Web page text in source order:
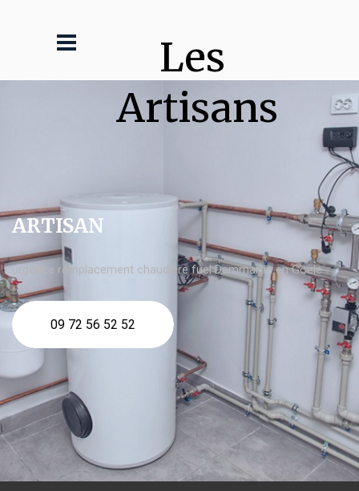
Les
Artisans
ARTISAN
urgence remplacement chaudière fuel Dammartin en Goële
09 72 56 52 52